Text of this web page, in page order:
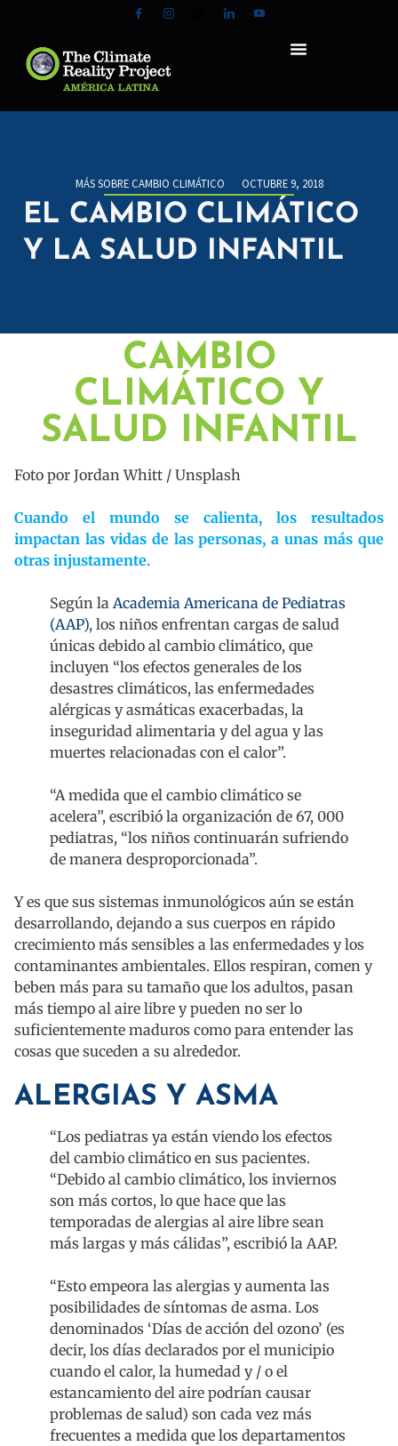
MÁS SOBRE CAMBIO CLIMÁTICO OCTUBRE 9, 2018
EL CAMBIO CLIMÁTICO
Y LA SALUD INFANTIL
CAMBIO
CLIMÁTICO Y
SALUD INFANTIL
Foto por Jordan Whitt / Unsplash
Cuando el mundo se calienta, los resultados
impactan las vidas de las personas, a unas más que
otras injustamente.
Según la Academia Americana de Pediatras
(AAP), los niños enfrentan cargas de salud
únicas debido al cambio climático, que
incluyen “los efectos generales de los
desastres climáticos, las enfermedades
alérgicas y asmáticas exacerbadas, la
inseguridad alimentaria y del agua y las
muertes relacionadas con el calor”.
“A medida que el cambio climático se
acelera”, escribió la organización de 67, 000
pediatras, “los niños continuarán sufriendo
de manera desproporcionada”.
Y es que sus sistemas inmunológicos aún se están
desarrollando, dejando a sus cuerpos en rápido
crecimiento más sensibles a las enfermedades y los
contaminantes ambientales. Ellos respiran, comen y
beben más para su tamaño que los adultos, pasan
más tiempo al aire libre y pueden no ser lo
suficientemente maduros como para entender las
cosas que suceden a su alrededor.
ALERGIAS Y ASMA
“Los pediatras ya están viendo los efectos
del cambio climático en sus pacientes.
“Debido al cambio climático, los inviernos
son más cortos, lo que hace que las
temporadas de alergias al aire libre sean
más largas y más cálidas”, escribió la AAP.
“Esto empeora las alergias y aumenta las
posibilidades de síntomas de asma. Los
denominados ‘Días de acción del ozono’ (es
decir, los días declarados por el municipio
cuando el calor, la humedad y / o el
estancamiento del aire podrían causar
problemas de salud) son cada vez más
frecuentes a medida que los departamentos